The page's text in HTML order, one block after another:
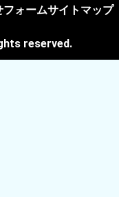
フォームサイトマップ
reserved.